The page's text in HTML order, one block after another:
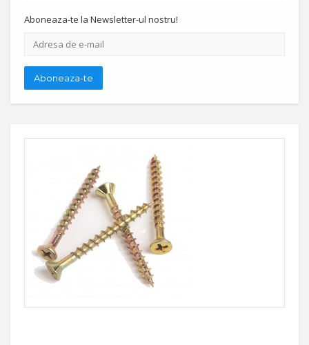
Aboneaza-te la Newsletter-ul nostru!
Adresa
de
mail
Aboneaza-te